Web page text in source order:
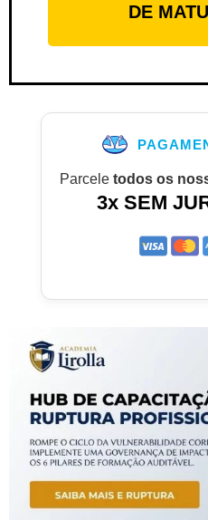
DE
Parcele todos os
3x SEM